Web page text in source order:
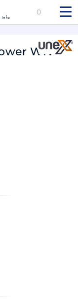
Info
0
WIV